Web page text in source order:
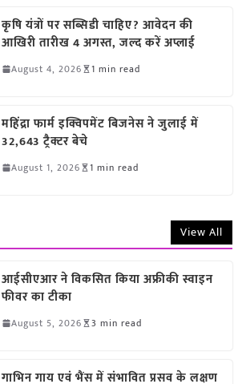
कृषि यंत्रों पर सब्सिडी चाहिए? आवेदन की
आखिरी तारीख 4 अगस्त, जल्द करें अप्लाई
August 4, 2026 1 min read
महिंद्रा फार्म इक्विपमेंट बिजनेस ने जुलाई में
32,643 ट्रैक्टर बेचे
August 1, 2026 1 min read
View All
आईसीएआर ने विकसित किया अफ्रीकी स्वाइन
फीवर का टीका
August 5, 2026 3 min read
गाभिन गाय एवं भैंस में संभावित प्रसव के लक्षण